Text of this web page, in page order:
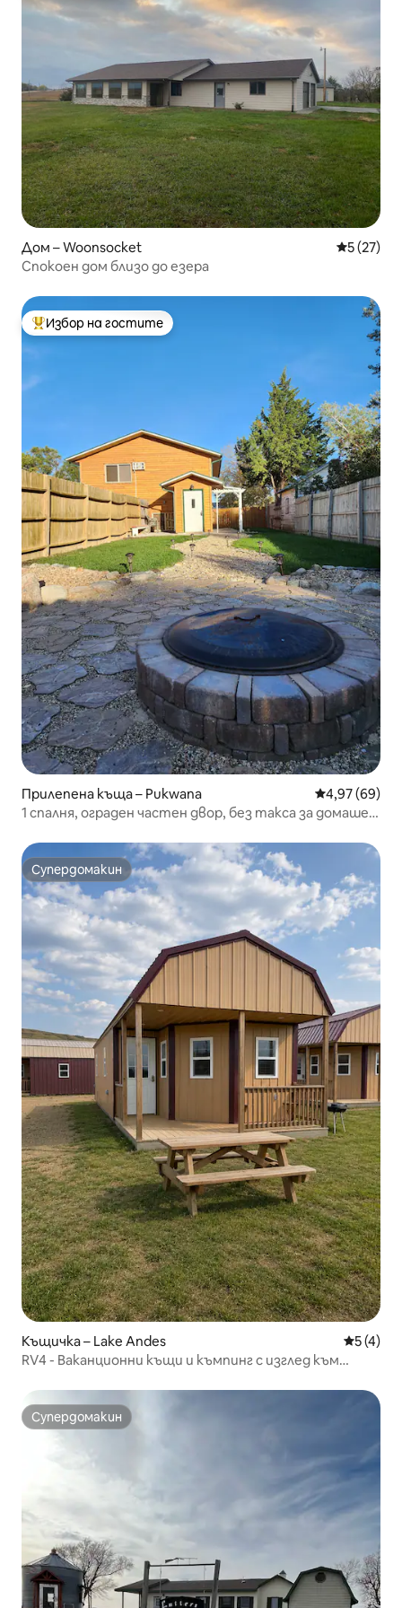
Дом – Woonsocket Средна
5 (27)
Спокоен дом близо до езера
Най-популярен избор на гостите
Избор на гостите
Прилепена къща – Pukwana Средна
4,97 (69)
1 спалня, ограден частен двор, без такса за домашен
Супердомакин
Супердомакин
Къщичка – Lake Andes Средна
5 (4)
RV4 - Ваканционни къщи и къмпинг с изглед към
Супердомакин
Супердомакин